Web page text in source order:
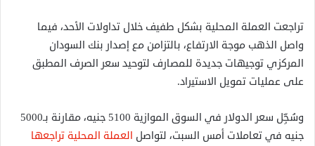
تراجعت العملة المحلية بشكل طفيف خلال تداولات الأحد، فيما
واصل الذهب موجة الارتفاع، بالتزامن مع إصدار بنك السودان
المركزي توجيهات جديدة للمصارف لتوحيد سعر الصرف المطبق
على عمليات تمويل الاستيراد.
وسُجِّل سعر الدولار في السوق الموازية 5100 جنيه، مقارنة بـ5000
جنيه في تعاملات أمس السبت، لتواصل العملة المحلية تراجعها